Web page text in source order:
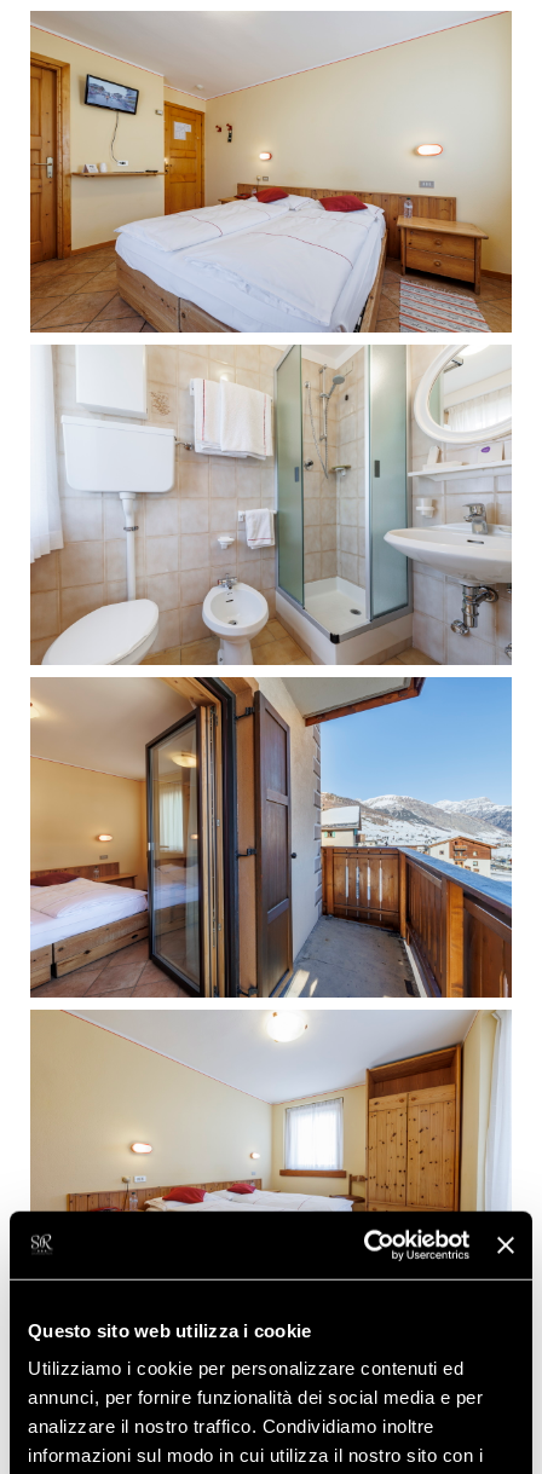
Questo sito web utilizza i cookie
Utilizziamo i cookie per personalizzare contenuti ed
annunci, per fornire funzionalità dei social media e per
analizzare il nostro traffico. Condividiamo inoltre
informazioni sul modo in cui utilizza il nostro sito con i